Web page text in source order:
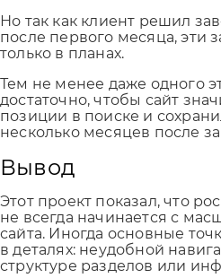
Но так как клиент решил
после первого месяца, эти
только в планах.
Тем не менее даже одного
достаточно, чтобы сайт
позиции в поиске и
несколько месяцев после
Вывод
Этот проект показал, что
не всегда начинается с
сайта. Иногда основные
в деталях: неудобной
структуре разделов или